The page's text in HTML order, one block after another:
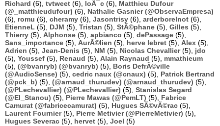
Richard (6), tvtweet (6), loÃ¯c (6), Matthieu Dufour
(@_matthieudufour) (6), Nathalie Gasnier (@ObservaEmpresa)
(6), romu (6), cheramy (6), Jasontrisy (6), arderborelnot (6),
EtienneL (5), DJM (5), Tristan (5), StÃ©phane (5), Gilles (5),
Thierry (5), Alphonse (5), apbianco (5), dePassage (5),
Sans_importance (5), AurÃ©lien (5), herve lebret (5), Alex (5),
Adrien (5), Jean-Denis (5), NM (5), Nicolas Chevallier(5), jdo
(5), Youssef (5), Renaud (5), Alain Raynaud (5), mmathieum
(5), (@bvanryb) (@bvanryb) (5), Boris DefrÃ©ville
(@AudioSense) (5), cedric naux (@cnaux) (5), Patrick Bertrand
(@pck_b) (5), (@arnaud_thurudev) (@arnaud_thurudev) (5),
(@PLechevallier) (@PLechevallier) (5), Stanislas Segard
(@El_Stanou) (5), Pierre Mawas (@PemLT) (5), Fabrice
Camurat (@fabricecamurat) (5), Hugues SÃ©vÃ©rac (5),
Laurent Fournier(5), Pierre Metivier (@PierreMetivier) (5),
Hugues Severac (5), hervet (5), Joel (5)